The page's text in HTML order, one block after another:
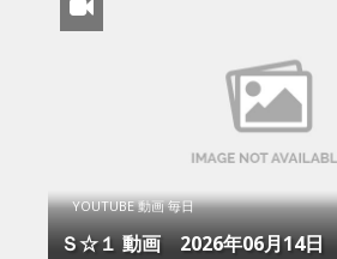
YOUTUBE 動画 毎日
Ｓ☆１ 動画 2026年06月14日